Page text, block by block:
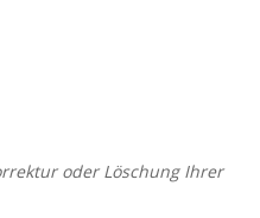
oder Löschung Ihrer